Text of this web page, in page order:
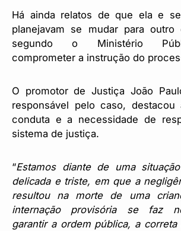
Há ainda relatos de que ela e
planejavam se mudar para
segundo o Ministério
comprometer a instrução do
O promotor de Justiça João
responsável pelo caso, destacou
conduta e a necessidade de
sistema de justiça.
“Estamos diante de uma
delicada e triste, em que a
resultou na morte de uma
internação provisória se faz
garantir a ordem pública, a correta